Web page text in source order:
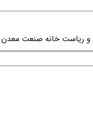
ریاست خانه صنعت معدن